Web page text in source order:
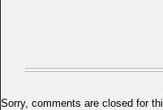
Sorry, comments are closed for